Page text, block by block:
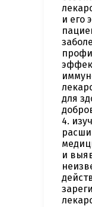
и его
для
4.
и